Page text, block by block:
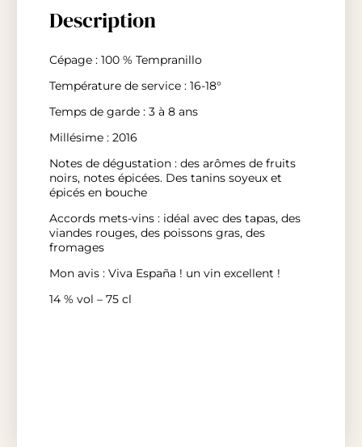
Description
Cépage : 100 % Tempranillo
Température de service : 16-18°
Temps de garde : 3 à 8 ans
Millésime : 2016
Notes de dégustation : des arômes de fruits
noirs, notes épicées. Des tanins soyeux et
épicés en bouche
Accords mets-vins : idéal avec des tapas, des
viandes rouges, des poissons gras, des
fromages
Mon avis : Viva España ! un vin excellent !
14 % vol – 75 cl